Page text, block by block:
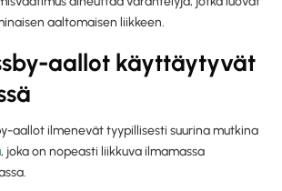
aaltomaisen liikkeen.
aallot käyttäytyvät
aallot ilmenevät tyypillisesti suurina mutkina
, joka on nopeasti liikkuva ilmamassa